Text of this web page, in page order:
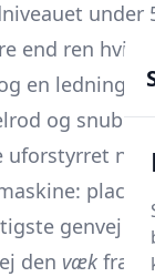
under
end ren hvid
en
og
uforstyrret
genvej
den væk fra